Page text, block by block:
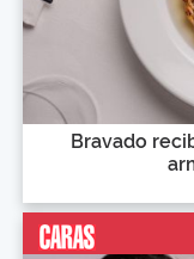
Bravado